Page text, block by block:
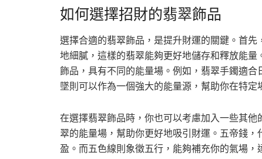
如何選擇招財的翡翠飾品
選擇合適的翡翠飾品，是提升財運的關鍵。首
地細膩，這樣的翡翠能夠更好地儲存和釋放能
飾品，具有不同的能量場。例如，翡翠手鐲適
墜則可以作為一個強大的能量源，幫助你在特定
在選擇翡翠飾品時，你也可以考慮加入一些其
翠的能量場，幫助你更好地吸引財運。五帝錢
盈。而五色線則象徵五行，能夠補充你的氣場，